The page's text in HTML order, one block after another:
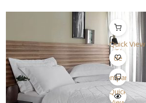
Quick View
Lista
de
Desejo
Comparar
Quick